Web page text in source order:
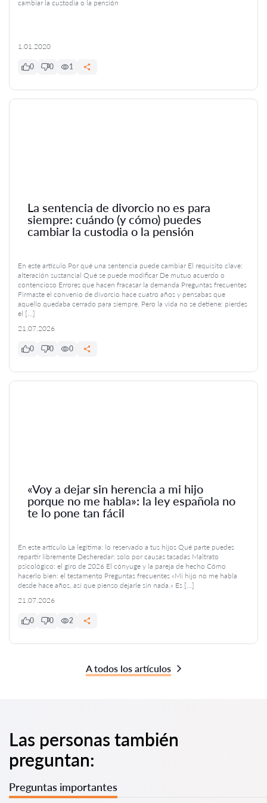
cambiar la custodia o la pensión
1.01.2020
0 0 1
La sentencia de divorcio no es para
siempre: cuándo (y cómo) puedes
cambiar la custodia o la pensión
En este artículo Por qué una sentencia puede cambiar El requisito clave:
alteración sustancial Qué se puede modificar De mutuo acuerdo o
contencioso Errores que hacen fracasar la demanda Preguntas frecuentes
Firmaste el convenio de divorcio hace cuatro años y pensabas que
aquello quedaba cerrado para siempre. Pero la vida no se detiene: pierdes
el […]
21.07.2026
0 0 0
«Voy a dejar sin herencia a mi hijo
porque no me habla»: la ley española no
te lo pone tan fácil
En este artículo La legítima: lo reservado a tus hijos Qué parte puedes
repartir libremente Desheredar: solo por causas tasadas Maltrato
psicológico: el giro de 2026 El cónyuge y la pareja de hecho Cómo
hacerlo bien: el testamento Preguntas frecuentes «Mi hijo no me habla
desde hace años, así que pienso dejarle sin nada.» Es […]
21.07.2026
0 0 2
A todos los artículos
Las personas también
preguntan:
Preguntas importantes